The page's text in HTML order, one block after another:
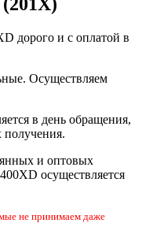
дорого и с оплатой в
Осуществляем
в день обращения,
получения.
и оптовых
осуществляется
не принимаем даже